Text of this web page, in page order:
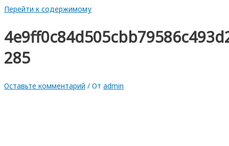
Перейти к содержимому
285
Оставьте комментарий / От admin